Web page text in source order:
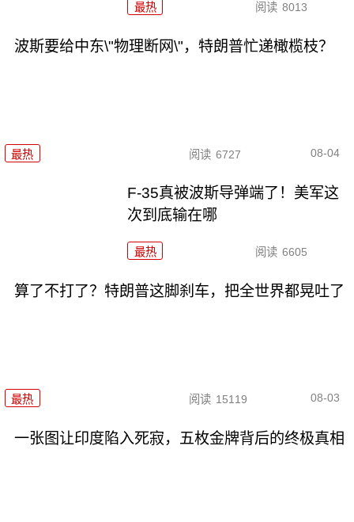
最热 阅读 8013
波斯要给中东\"物理断网\"，特朗普忙递橄榄枝？
最热 阅读 6727 08-04
F-35真被波斯导弹端了！美军这
次到底输在哪
最热 阅读 6605
算了不打了？特朗普这脚刹车，把全世界都晃吐了
最热 阅读 15119 08-03
一张图让印度陷入死寂，五枚金牌背后的终极真相